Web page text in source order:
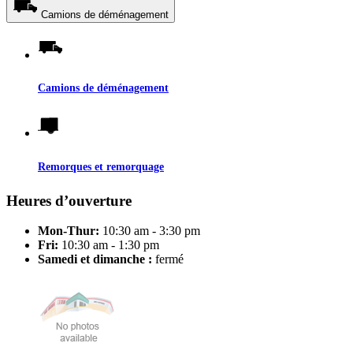
Camions de déménagement
Camions de déménagement
Remorques et remorquage
Heures d’ouverture
Mon-Thur: 10:30 am - 3:30 pm
Fri: 10:30 am - 1:30 pm
Samedi et dimanche : fermé